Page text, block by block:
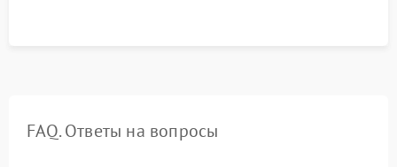
FAQ. Ответы на вопросы